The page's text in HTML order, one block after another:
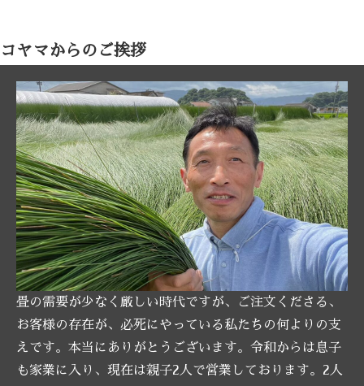
コヤマからのご挨拶
畳の需要が少なく厳しい時代ですが、ご注文くださる、
お客様の存在が、必死にやっている私たちの何よりの支
えです。本当にありがとうございます。令和からは息子
も家業に入り、現在は親子2人で営業しております。2人